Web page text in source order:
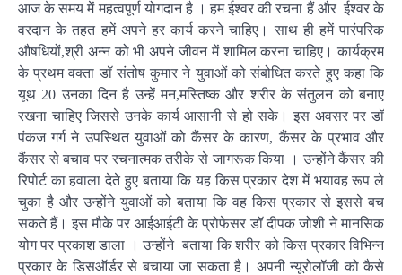
आज के समय में महत्वपूर्ण योगदान है । हम ईश्वर की रचना हैं और ईश्वर के
वरदान के तहत हमें अपने हर कार्य करने चाहिए। साथ ही हमें पारंपरिक
औषधियों,श्री अन्न को भी अपने जीवन में शामिल करना चाहिए। कार्यक्रम
के प्रथम वक्ता डॉ संतोष कुमार ने युवाओं को संबोधित करते हुए कहा कि
यूथ 20 उनका दिन है उन्हें मन,मस्तिष्क और शरीर के संतुलन को बनाए
रखना चाहिए जिससे उनके कार्य आसानी से हो सके। इस अवसर पर डॉ
पंकज गर्ग ने उपस्थित युवाओं को कैंसर के कारण, कैंसर के प्रभाव और
कैंसर से बचाव पर रचनात्मक तरीके से जागरूक किया । उन्होंने कैंसर की
रिपोर्ट का हवाला देते हुए बताया कि यह किस प्रकार देश में भयावह रूप ले
चुका है और उन्होंने युवाओं को बताया कि वह किस प्रकार से इससे बच
सकते हैं। इस मौके पर आईआईटी के प्रोफेसर डॉ दीपक जोशी ने मानसिक
योग पर प्रकाश डाला । उन्होंने बताया कि शरीर को किस प्रकार विभिन्न
प्रकार के डिसऑर्डर से बचाया जा सकता है। अपनी न्यूरोलॉजी को कैसे